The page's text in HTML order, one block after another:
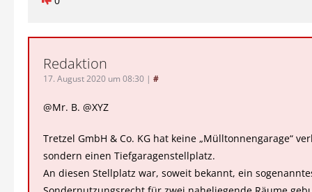
Redaktion
17. August 2020 um 08:30 | #
@Mr. B. @XYZ
Tretzel GmbH & Co. KG hat keine „Mülltonnengarage“
sondern einen Tiefgaragenstellplatz.
An diesen Stellplatz war, soweit bekannt, ein